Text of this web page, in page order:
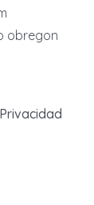
obregon